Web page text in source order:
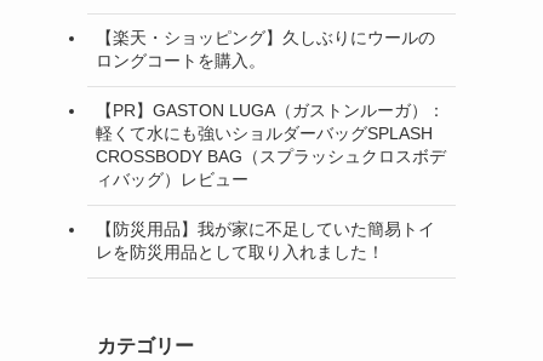
【楽天・ショッピング】久しぶりにウールの
ロングコートを購入。
【PR】GASTON LUGA（ガストンルーガ）：
軽くて水にも強いショルダーバッグSPLASH
CROSSBODY BAG（スプラッシュクロスボデ
ィバッグ）レビュー
【防災用品】我が家に不足していた簡易トイ
レを防災用品として取り入れました！
カテゴリー